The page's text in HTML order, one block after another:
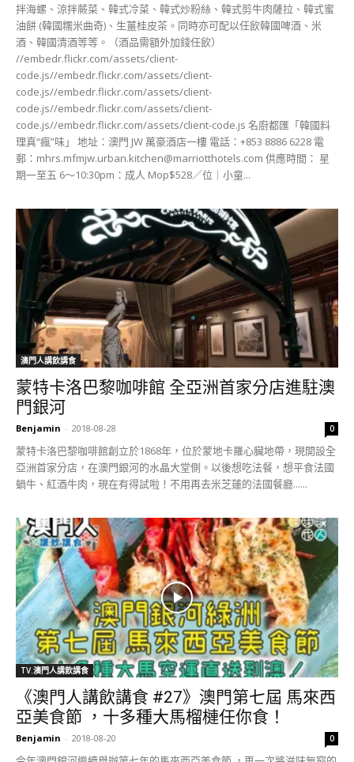
拌海螺、涼拌蕨菜、韓式冷菜、韓式炒粉絲、韓式剪牛肉薩拉、韓式蜜
油餅 (韓國糯米曲奇)、生薑桂皮茶。同時亦可配以任飲韓國啤酒、米
酒、韓國清酒等等。（酒品需額外加錢任飲）
//embedr.flickr.com/assets/client-
code.js//embedr.flickr.com/assets/client-
code.js//embedr.flickr.com/assets/client-
code.js//embedr.flickr.com/assets/client-
code.js//embedr.flickr.com/assets/client-code.js 名廚都匯「韓國料
理真“瘋”味」 地址：澳門 JW 萬豪酒店一樓 電話：+853 8886 6228 電
郵： mhrs.mfmjw.urban.kitchen@marriotthotels.com 供應時間： 星
期一至五 6～10:30pm：成人 Mop$528／位｜小童...
澳門人講飲講食
蒙特卡洛巴黎咖啡館 全亞洲首家分店進駐澳
門銀河
Benjamin - 2018-08-28 0
蒙特卡洛巴黎咖啡館創立於1868年，位於蒙地卡羅心臟地帶，現開設全
亞洲首家分店，在澳門銀河的水晶大堂側。以後想吃法餐，想平食法國
蝸牛、紅酒牛肉，現在有得試啦！不用再去米芝蓮的法國餐廳......
TV.澳門人講飲講食
《澳門人講飲講食 #27》澳門第七屆 馬來西
亞美食節 ，十多種大馬榴槤任你食！
Benjamin - 2018-08-20 0